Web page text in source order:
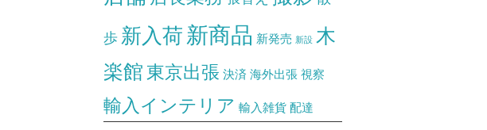
歩 新入荷新商品 新発売 新設 木
楽館 東京出張 決済 海外出張 視察
輸入インテリア 輸入雑貨 配達